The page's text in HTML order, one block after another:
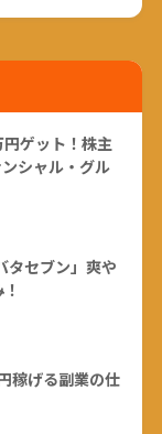
ゲット！株主
シャル・グル
タセブン」爽や
稼げる副業の仕